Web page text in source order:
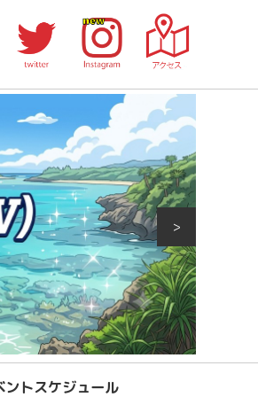
>
ントスケジュール